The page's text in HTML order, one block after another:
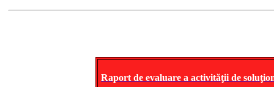
Raport de evaluare a activităţii de